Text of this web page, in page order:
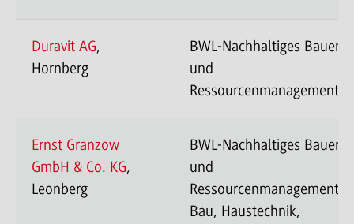
Duravit AG,
Hornberg
BWL-Nachhaltiges Bauen
und
Ressourcenmanagement
Ernst Granzow
GmbH & Co. KG,
Leonberg
BWL-Nachhaltiges Bauen
und
Ressourcenmanagement-
Bau, Haustechnik,